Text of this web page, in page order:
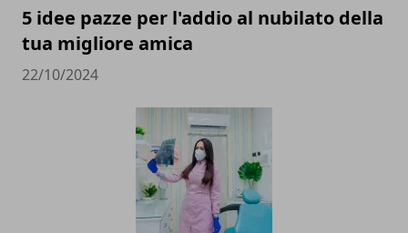
5 idee pazze per l'addio al nubilato della
tua migliore amica
22/10/2024